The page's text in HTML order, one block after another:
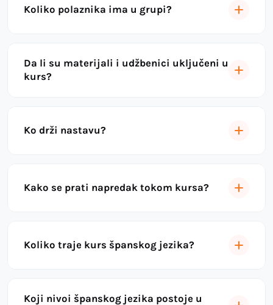
Koliko polaznika ima u grupi?
Da li su materijali i udžbenici uključeni u
kurs?
Ko drži nastavu?
Kako se prati napredak tokom kursa?
Koliko traje kurs španskog jezika?
Koji nivoi španskog jezika postoje u